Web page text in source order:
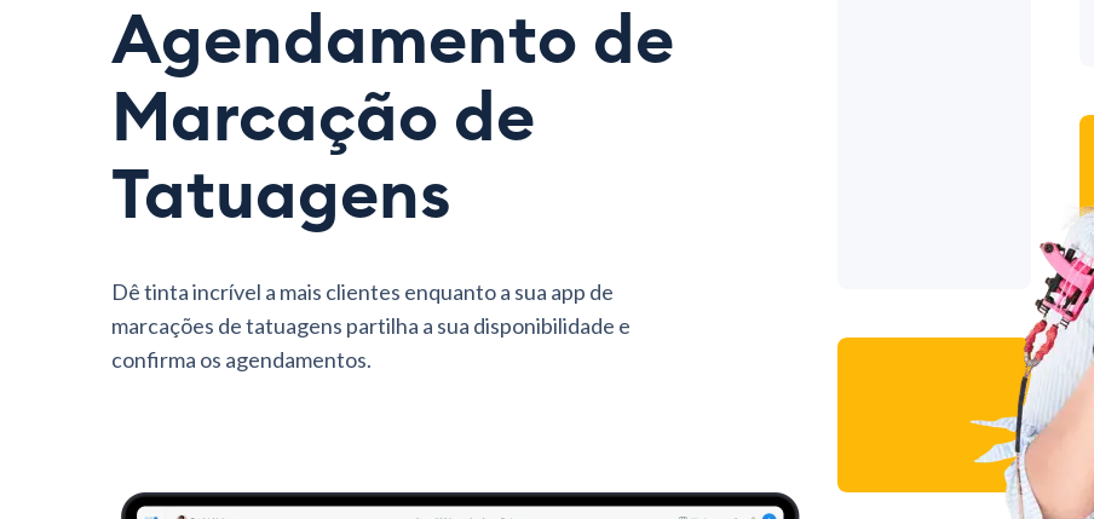
Agendamento de
Marcação de
Tatuagens
Dê tinta incrível a mais clientes enquanto a sua app de
marcações de tatuagens partilha a sua disponibilidade e
confirma os agendamentos.